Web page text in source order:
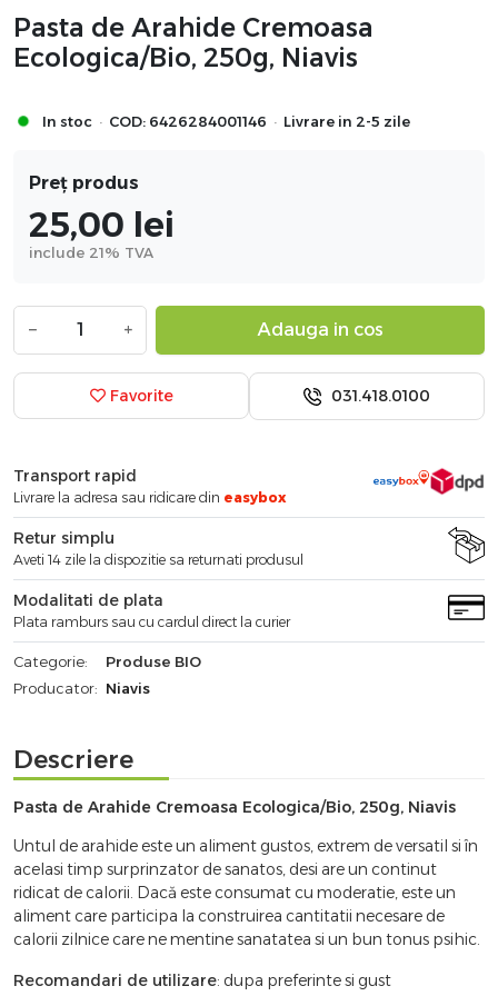
Pasta de Arahide Cremoasa
Ecologica/Bio, 250g, Niavis
In stoc · COD: 6426284001146 · Livrare in 2-5 zile
Preț produs
25,00 lei
include 21% TVA
− + Adauga in cos
Favorite 031.418.0100
Transport rapid
Livrare la adresa sau ridicare din easybox
Retur simplu
Aveti 14 zile la dispozitie sa returnati produsul
Modalitati de plata
Plata ramburs sau cu cardul direct la curier
Categorie:
Produse BIO
Producator: Niavis
Descriere
Pasta de Arahide Cremoasa Ecologica/Bio, 250g, Niavis
Untul de arahide este un aliment gustos, extrem de versatil si în
acelasi timp surprinzator de sanatos, desi are un continut
ridicat de calorii. Dacă este consumat cu moderatie, este un
aliment care participa la construirea cantitatii necesare de
calorii zilnice care ne mentine sanatatea si un bun tonus psihic.
Recomandari de utilizare: dupa preferinte si gust